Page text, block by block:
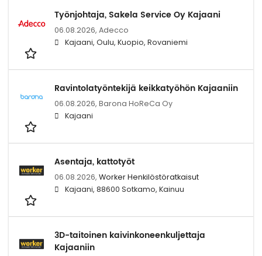
Työnjohtaja, Sakela Service Oy Kajaani
06.08.2026, Adecco
Kajaani, Oulu, Kuopio, Rovaniemi
Ravintolatyöntekijä keikkatyöhön Kajaaniin
06.08.2026, Barona HoReCa Oy
Kajaani
Asentaja, kattotyöt
06.08.2026, Worker Henkilöstöratkaisut
Kajaani, 88600 Sotkamo, Kainuu
3D-taitoinen kaivinkoneenkuljettaja
Kajaaniin